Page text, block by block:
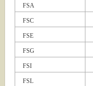
FSA
FSC
FSE
FSG
FSI
FSL